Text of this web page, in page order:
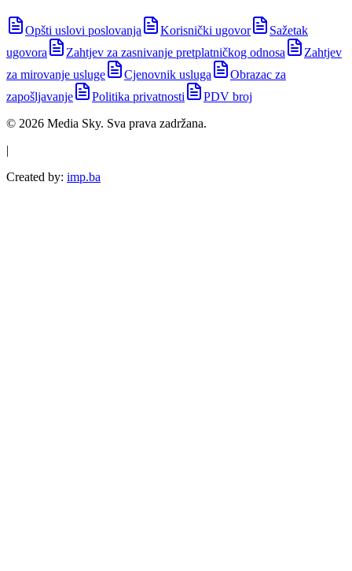
Opšti uslovi poslovanja Korisnički ugovor
Sažetak
ugovora
Zahtjev za zasnivanje pretplatničkog odnosa
Zahtjev
za mirovanje usluge
Cjenovnik usluga
Obrazac za
zapošljavanje
Politika privatnosti
PDV broj
© 2026 Media Sky. Sva prava zadržana.
|
Created by: imp.ba